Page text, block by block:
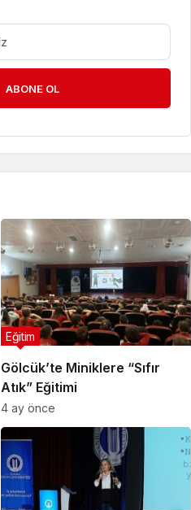
ABONE OL
Gölcük’te Miniklere “Sıfır
Atık” Eğitimi
Eğitim
4 ay önce